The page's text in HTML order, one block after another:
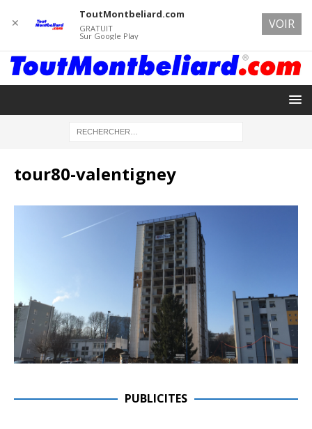
tour80-valentigney
PUBLICITES
✕
ToutMontbeliard.com
GRATUIT
Sur Google Play
VOIR